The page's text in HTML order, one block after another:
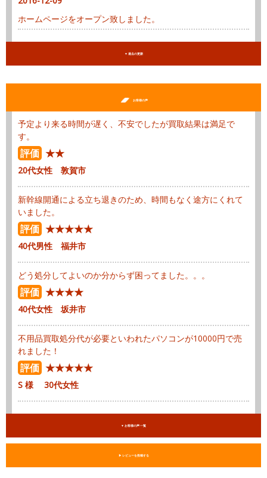
ホームページをオープン致しました。
▼ 過去の更新
お客様の声
予定より来る時間が遅く、不安でしたが買取結果は満足で
す。
評価 ★★
20代女性 敦賀市
新幹線開通による立ち退きのため、時間もなく途方にくれて
いました。
評価 ★★★★★
40代男性 福井市
どう処分してよいのか分からず困ってました。。。
評価 ★★★★
40代女性 坂井市
不用品買取処分代が必要といわれたパソコンが10000円で売
れました！
評価 ★★★★★
S 様 30代女性
▼ お客様の声 一覧
▶︎ レビューを投稿する